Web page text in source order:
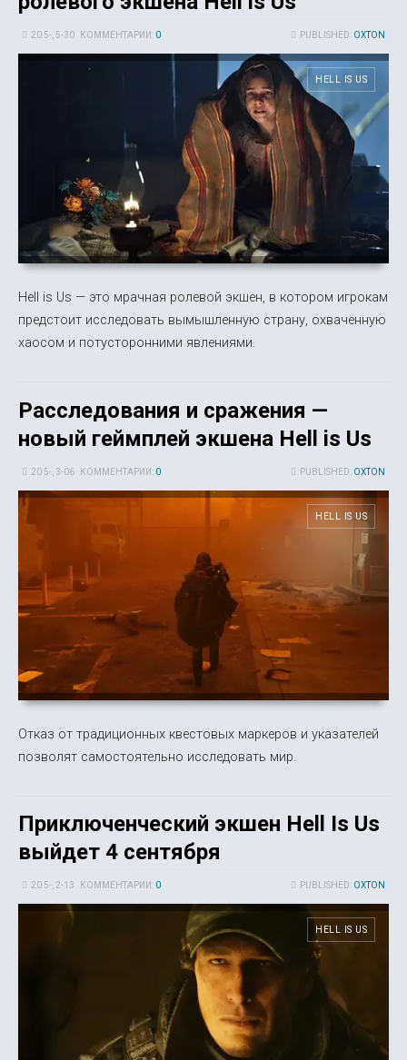
PUBLISHED: OXTON
20 5-, 5-30 КОММЕНТАРИИ: 0
HELL IS US
Hell is Us — это мрачная ролевой экшен, в котором игрокам
предстоит исследовать вымышленную страну, охваченную
хаосом и потусторонними явлениями.
Расследования и сражения —
новый геймплей экшена Hell is Us
PUBLISHED: OXTON
20 5-, 3-06 КОММЕНТАРИИ: 0
HELL IS US
Отказ от традиционных квестовых маркеров и указателей
позволят самостоятельно исследовать мир.
Приключенческий экшен Hell Is Us
выйдет 4 сентября
PUBLISHED: OXTON
20 5-, 2-13 КОММЕНТАРИИ: 0
HELL IS US